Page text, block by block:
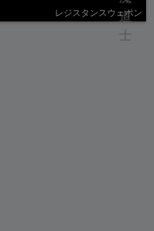
レジスタンスウェポン